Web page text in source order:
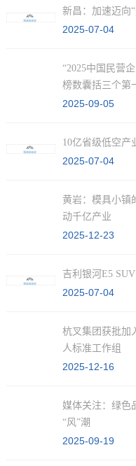
新昌：加速迈向
2025-07-04
“2025中国民营
榜数囊括三个第
2025-09-05
10亿省级低空产
2025-07-04
黄岩：模具小镇
动千亿产业
2025-12-23
吉利银河E5
2025-07-04
杭叉集团获批加
人标准工作组
2025-12-16
媒体关注：绿色
“风”潮
2025-09-19